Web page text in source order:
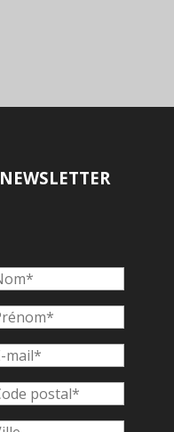
NEWSLETTER